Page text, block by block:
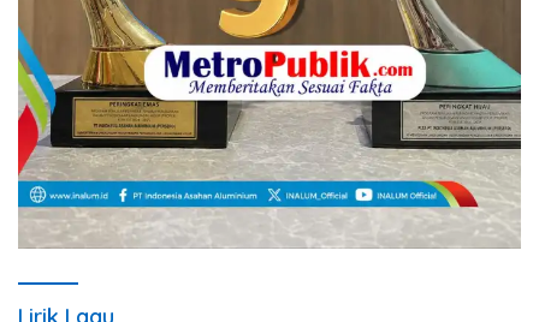
Lirik Lagu